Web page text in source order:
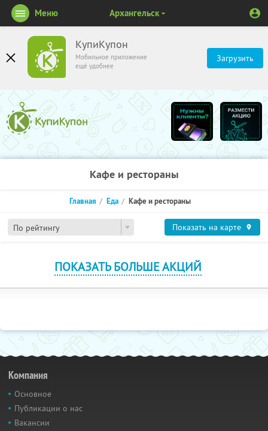
КупиКупон
Мобильное приложение
ещё удобнее
Загрузить
Меню Архангельск
Кафе и рестораны
По рейтингу
Главная Еда Кафе и рестораны
Показать на карте
ПОКАЗАТЬ БОЛЬШЕ АКЦИЙ
Компания
Основное
Публикации о нас
Вакансии